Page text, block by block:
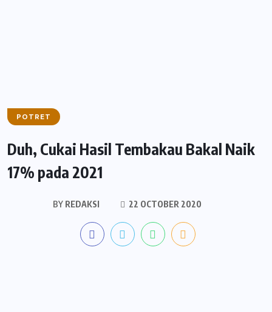
POTRET
Duh, Cukai Hasil Tembakau Bakal Naik
17% pada 2021
BYREDAKSI 22 OCTOBER 2020